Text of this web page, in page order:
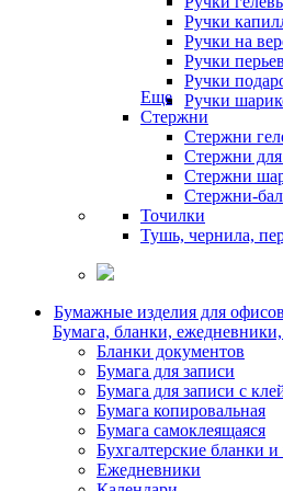
Ручки
Ручки на
Ручки
Ручки
Ручки
Еще
Стержни
Стержни
Стержни
Стержни
Стержни-
Точилки
Тушь, чернила,
Бумажные изделия для офисов
Бумага, бланки,
Бланки документов
Бумага для записи
Бумага для записи с
Бумага копировальная
Бумага самоклеящаяся
Бухгалтерские бланки
Ежедневники